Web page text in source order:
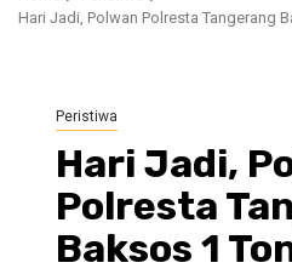
Hari Jadi, Polwan Polresta Tangerang
Peristiwa
Hari Jadi,
Polresta
Baksos 1